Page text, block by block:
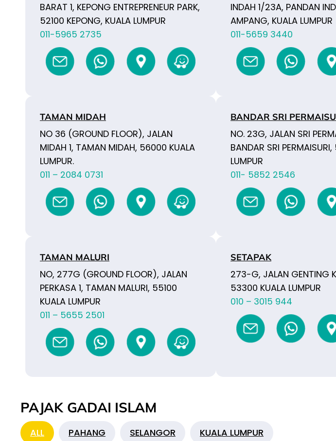
BARAT 1, KEPONG ENTREPRENEUR PARK,
52100 KEPONG, KUALA LUMPUR
011-5965 2735
INDAH 1/23A, PANDAN
AMPANG, KUALA LUMPUR
011-5659 3440
TAMAN MIDAH
NO 36 (GROUND FLOOR), JALAN
MIDAH 1, TAMAN MIDAH, 56000 KUALA
LUMPUR.
011 – 2084 0731
BANDAR SRI
NO. 23G, JALAN SRI
BANDAR SRI
LUMPUR
011- 5852 2546
TAMAN MALURI
NO, 277G (GROUND FLOOR), JALAN
PERKASA 1, TAMAN MALURI, 55100
KUALA LUMPUR
011 – 5655 2501
SETAPAK
273-G, JALAN GENTING
53300 KUALA LUMPUR
010 – 3015 944
PAJAK GADAI ISLAM
ALL PAHANG SELANGOR KUALA LUMPUR